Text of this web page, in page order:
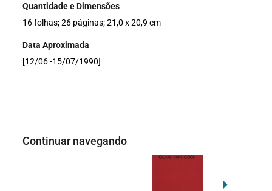
Quantidade e Dimensões
16 folhas; 26 páginas; 21,0 x 20,9 cm
Data Aproximada
[12/06 -15/07/1990]
Continuar navegando